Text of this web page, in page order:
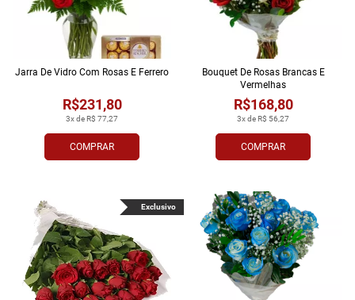
COMPRAR
3x de R$ 77,27
R$231,80
Jarra De Vidro Com Rosas E Ferrero
COMPRAR
3x de R$ 56,27
R$168,80
Bouquet De Rosas Brancas E
Vermelhas
Exclusivo